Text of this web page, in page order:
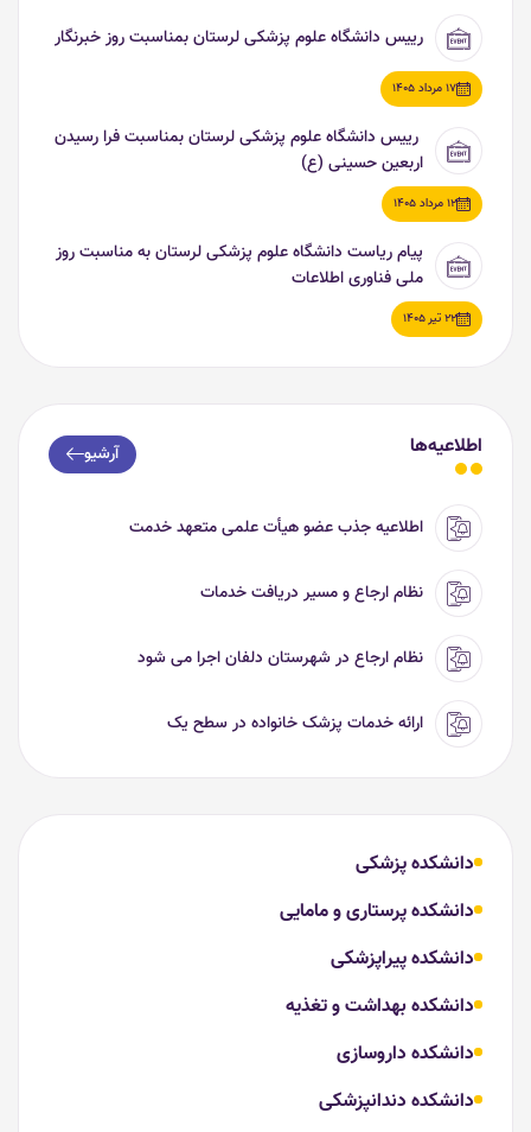
رییس دانشگاه علوم پزشکی لرستان بمناسبت روز خبرنگار
17 مرداد 1405
رییس دانشگاه علوم پزشکی لرستان بمناسبت فرا رسیدن
اربعین حسینی (ع)
12 مرداد 1405
پیام ریاست دانشگاه علوم پزشکی لرستان به مناسبت روز
ملی فناوری اطلاعات
22 تیر 1405
اطلاعیه‌ها آرشیو
اطلاعیه جذب عضو هیأت علمی متعهد خدمت
نظام ارجاع و مسیر دریافت خدمات
نظام ارجاع در شهرستان دلفان اجرا می شود
ارائه خدمات پزشک خانواده در سطح یک
دانشکده پزشکی
دانشکده پرستاری و مامایی
دانشکده پیراپزشکی
دانشکده بهداشت و تغذیه
دانشکده داروسازی
دانشکده دندانپزشکی